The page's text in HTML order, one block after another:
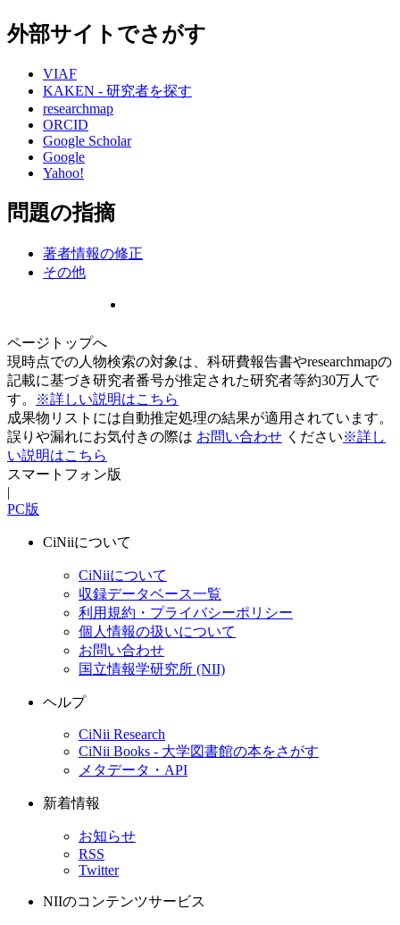
外部サイトでさがす
VIAF
KAKEN - 研究者を探す
researchmap
ORCID
Google Scholar
Google
Yahoo!
問題の指摘
著者情報の修正
その他
ページトップへ
現時点での人物検索の対象は、科研費報告書やresearchmapの
記載に基づき研究者番号が推定された研究者等約30万人で
す。
※詳しい説明はこちら
成果物リストには自動推定処理の結果が適用されています。
誤りや漏れにお気付きの際は お問い合わせ ください※詳し
い説明はこちら
スマートフォン版
|
PC版
CiNiiについて
CiNiiについて
収録データベース一覧
利用規約・プライバシーポリシー
個人情報の扱いについて
お問い合わせ
国立情報学研究所 (NII)
ヘルプ
CiNii Research
CiNii Books - 大学図書館の本をさがす
メタデータ・API
新着情報
お知らせ
RSS
Twitter
NIIのコンテンツサービス